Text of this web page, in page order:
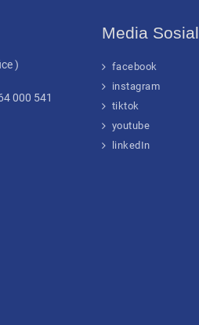
)
000 541
Media Sosial
facebook
instagram
tiktok
youtube
linkedIn